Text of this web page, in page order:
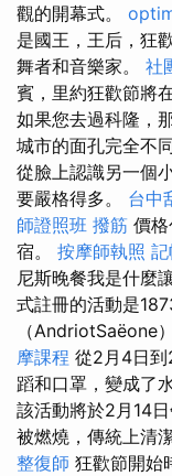
觀的開幕式。
是國王，王后，狂
舞者和音樂家。 社
賓，里約狂歡節將
如果您去過科隆，
城市的面孔完全不
從臉上認識另一個
要嚴格得多。 台中
師證照班 撥筋 價
宿。 按摩師執照
尼斯晚餐我是什麼
式註冊的活動是
（AndriotSaëone
摩課程 從2月4日到
蹈和口罩，變成了
該活動將於2月14
被燃燒，傳統上清
整復師 狂歡節開始